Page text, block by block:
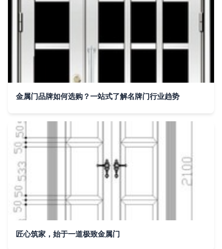
金属门品牌如何选购？一站式了解名牌门行业趋势
匠心筑家，始于一道极致金属门